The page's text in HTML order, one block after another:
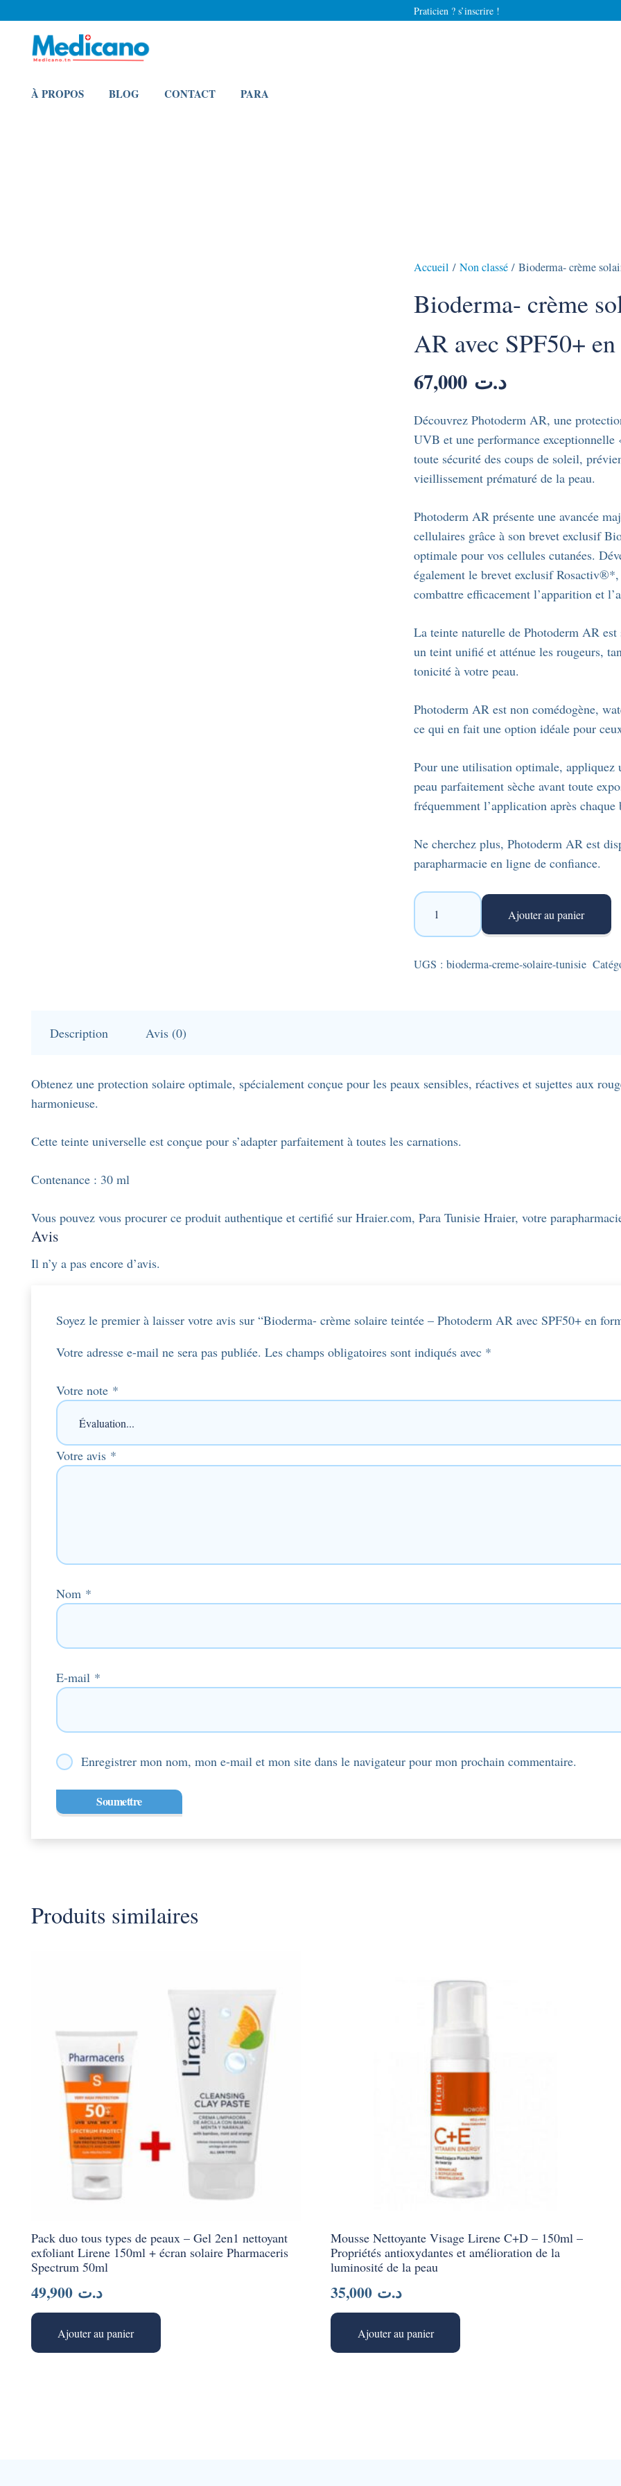
Praticien ? s’inscrire !
À PROPOS BLOG CONTACT PARA
Accueil / Non classé/ Bioderma- crème
Bioderma- crème
AR avec SPF50+
د.ت 67,000
Découvrez Photoderm AR, une
UVB et une performance
toute sécurité des coups de soleil,
vieillissement prématuré de la peau.
Photoderm AR présente une avancée
cellulaires grâce à son brevet exclusif
optimale pour vos cellules cutanées.
également le brevet exclusif
combattre efficacement l’apparition et
La teinte naturelle de Photoderm AR
un teint unifié et atténue les rougeurs,
tonicité à votre peau.
Photoderm AR est non comédogène,
ce qui en fait une option idéale pour
Pour une utilisation optimale, appliquez
peau parfaitement sèche avant toute
fréquemment l’application après
Ne cherchez plus, Photoderm AR est
parapharmacie en ligne de confiance.
quantité
Bioderma-
crème
Ajouter au panier
UGS : bioderma-creme-solaire-tunisie
Description Avis (0)
Obtenez une protection solaire optimale, spécialement conçue pour les peaux sensibles, réactives et sujettes aux
harmonieuse.
Cette teinte universelle est conçue pour s’adapter parfaitement à toutes les carnations.
Contenance : 30 ml
Vous pouvez vous procurer ce produit authentique et certifié sur Hraier.com, Para Tunisie Hraier, votre
Avis
Il n’y a pas encore d’avis.
Soyez le premier à laisser votre avis sur “Bioderma- crème solaire teintée – Photoderm AR avec SPF50+ en
Votre adresse e-mail ne sera pas publiée. Les champs obligatoires sont indiqués avec *
Votre note *
Votre avis *
Nom *
E-mail *
Enregistrer mon nom, mon e-mail et mon site dans le navigateur pour mon prochain commentaire.
Produits similaires
Pack duo tous types de peaux – Gel 2en1 nettoyant
exfoliant Lirene 150ml + écran solaire Pharmaceris
Spectrum 50ml
د.ت
Ajouter au panier
Mousse Nettoyante Visage Lirene C+D – 150ml –
Propriétés antioxydantes et amélioration de la
luminosité de la peau
د.ت
Ajouter au panier